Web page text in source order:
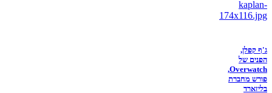
ג'ף קפלן,
הפנים של
Overwatch,
פורש מחברת
בליזארד